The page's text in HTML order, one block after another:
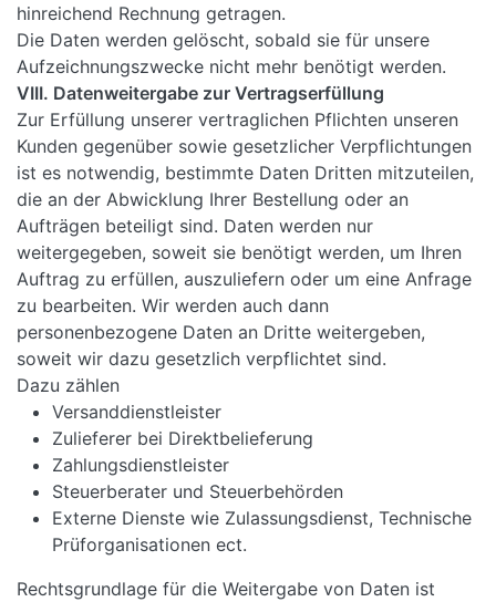
hinreichend Rechnung getragen.
Die Daten werden gelöscht, sobald sie für unsere
Aufzeichnungszwecke nicht mehr benötigt werden.
VIII. Datenweitergabe zur Vertragserfüllung
Zur Erfüllung unserer vertraglichen Pflichten unseren
Kunden gegenüber sowie gesetzlicher Verpflichtungen
ist es notwendig, bestimmte Daten Dritten mitzuteilen,
die an der Abwicklung Ihrer Bestellung oder an
Aufträgen beteiligt sind. Daten werden nur
weitergegeben, soweit sie benötigt werden, um Ihren
Auftrag zu erfüllen, auszuliefern oder um eine Anfrage
zu bearbeiten. Wir werden auch dann
personenbezogene Daten an Dritte weitergeben,
soweit wir dazu gesetzlich verpflichtet sind.
Dazu zählen
Versanddienstleister
Zulieferer bei Direktbelieferung
Zahlungsdienstleister
Steuerberater und Steuerbehörden
Externe Dienste wie Zulassungsdienst, Technische
Prüforganisationen ect.
Rechtsgrundlage für die Weitergabe von Daten ist